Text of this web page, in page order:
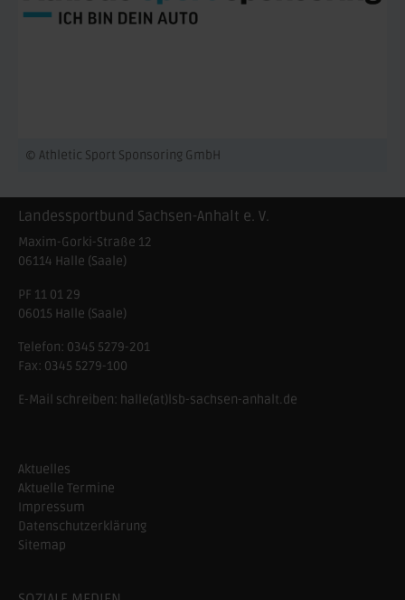
© Athletic Sport Sponsoring GmbH
Landessportbund Sachsen-Anhalt e. V.
Maxim-Gorki-Straße 12
06114 Halle (Saale)
PF 11 01 29
06015 Halle (Saale)
Telefon: 0345 5279-201
Fax: 0345 5279-100
E-Mail schreiben: halle(at)lsb-sachsen-anhalt.de
Aktuelles
Aktuelle Termine
Impressum
Datenschutzerklärung
Sitemap